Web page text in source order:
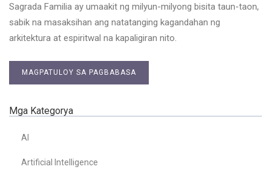
Sagrada Familia ay umaakit ng milyun-milyong bisita taun-taon,
sabik na masaksihan ang natatanging kagandahan ng
arkitektura at espiritwal na kapaligiran nito.
MAGPATULOY SA PAGBABASA
Mga Kategorya
AI
Artificial Intelligence